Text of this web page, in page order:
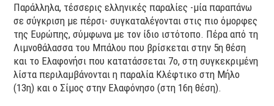
Παράλληλα, τέσσερις ελληνικές παραλίες -μία παραπάνω
σε σύγκριση με πέρσι- συγκαταλέγονται στις πιο όμορφες
της Ευρώπης, σύμφωνα με τον ίδιο ιστότοπο. Πέρα από τη
Λιμνοθάλασσα του Μπάλου που βρίσκεται στην 5η θέση
και το Ελαφονήσι που κατατάσσεται 7ο, στη συγκεκριμένη
λίστα περιλαμβάνονται η παραλία Κλέφτικο στη Μήλο
(13η) και ο Σίμος στην Ελαφόνησο (στη 16η θέση).